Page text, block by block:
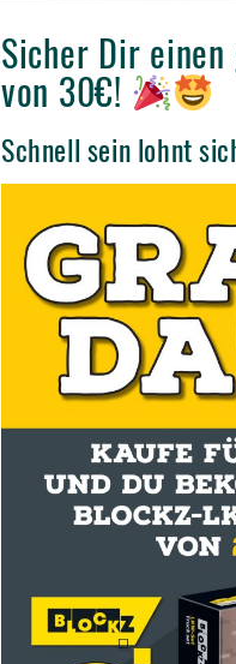
Sicher Dir
von 30€!
Schnell sein lohnt